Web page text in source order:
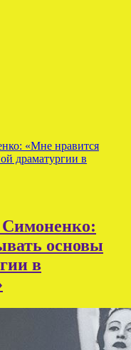
«Мне нравится
драматургии в
Симоненко:
основы
в